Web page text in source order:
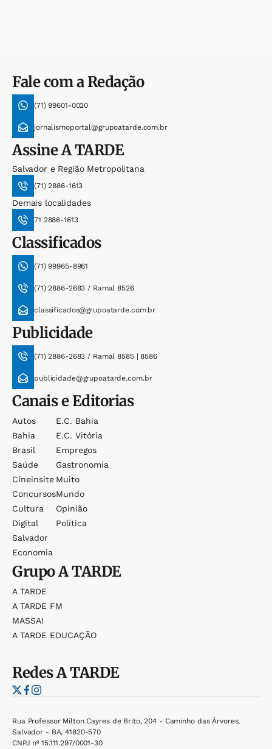
Fale com a Redação
(71) 99601-0020
jornalismoportal@grupoatarde.com.br
AssineA TARDE
Salvador e Região Metropolitana
(71) 2886-1613
Demais localidades
71 2886-1613
Classificados
(71) 99965-8961
(71) 2886-2683 / Ramal 8526
classificados@grupoatarde.com.br
Publicidade
(71) 2886-2683 / Ramal 8585 | 8586
publicidade@grupoatarde.com.br
Canais e Editorias
Autos
Bahia
Brasil
Saúde
Cineinsite
Concursos
Cultura
Digital
Salvador
Economia
E.c. Bahia
E.c. Vitória
Empregos
Gastronomia
Muito
Mundo
Opinião
Política
GrupoA TARDE
A TARDE
A TARDE FM
MASSA!
A TARDE EDUCAÇÃO
RedesA TARDE
Rua Professor Milton Cayres de Brito, 204 - Caminho das Árvores,
Salvador - BA, 41820-570
CNPJ nº 15.111.297/0001-30